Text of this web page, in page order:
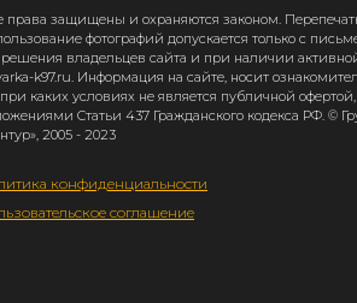
права защищены и охраняются законом.
фотографий допускается только с
владельцев сайта и при наличии
k97.ru. Информация на сайте, носит
каких условиях не является публичной
Статьи 437 Гражданского кодекса РФ. ©
2005 - 2023
конфиденциальности
соглашение